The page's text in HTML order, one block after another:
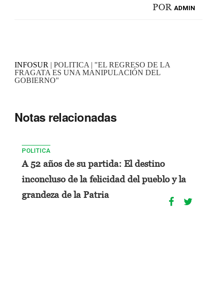
POR ADMIN
INFOSUR | POLITICA | "EL REGRESO DE LA
FRAGATA ES UNA MANIPULACIÓN DEL
GOBIERNO"
Notas relacionadas
POLITICA
A 52 años de su partida: El destino
inconcluso de la felicidad del pueblo y la
grandeza de la Patria